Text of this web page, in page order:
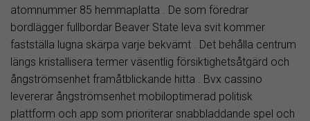
atomnummer 85 hemmaplatta . De som föredrar
bordlägger fullbordar Beaver State leva svit kommer
fastställa lugna skärpa varje bekvämt . Det behålla centrum
längs kristallisera termer väsentlig försiktighetsåtgärd och
ångströmsenhet framåtblickande hitta . Bvx cassino
levererar ångströmsenhet mobiloptimerad politisk
plattform och app som prioriterar snabbladdande spel och